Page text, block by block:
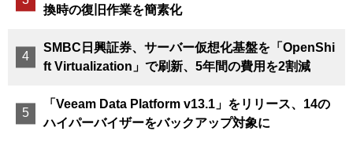
換時の復旧作業を簡素化
SMBC日興証券、サーバー仮想化基盤を「OpenShi
ft Virtualization」で刷新、5年間の費用を2割減
「Veeam Data Platform v13.1」をリリース、14の
ハイパーバイザーをバックアップ対象に